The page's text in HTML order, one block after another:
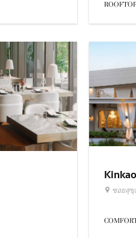
31ซอยสุขุ